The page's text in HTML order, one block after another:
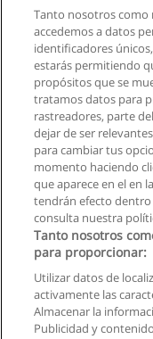
Tanto nosotros como
accedemos a datos
identificadores
estarás permitiendo
propósitos que se
tratamos datos para
rastreadores, parte
dejar de ser
para cambiar tus
momento haciendo
que aparece en el en
tendrán efecto dentro
consulta nuestra
Tanto nosotros
para proporcionar:
Utilizar datos de
activamente las
Almacenar la
Publicidad y